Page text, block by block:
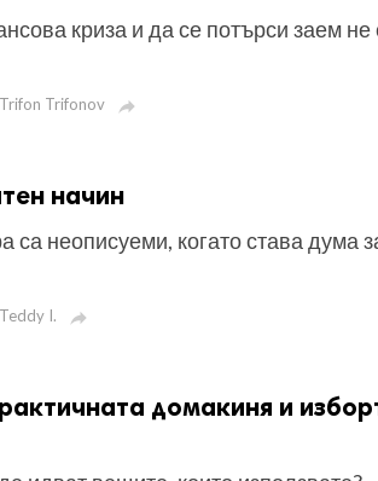
криза и да се потърси заем не
Trifon Trifonov 
начин
са неописуеми, когато става дума
Teddy I. 
домакиня и